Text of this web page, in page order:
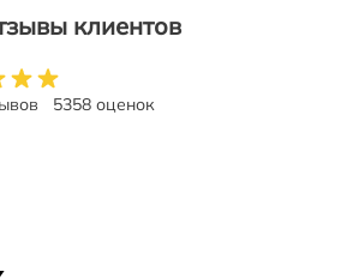
клиентов
5358 оценок